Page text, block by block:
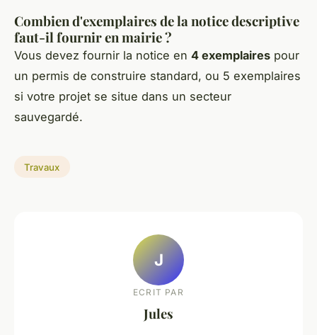
Combien d'exemplaires de la notice descriptive
faut-il fournir en mairie ?
Vous devez fournir la notice en 4 exemplaires pour
un permis de construire standard, ou 5 exemplaires
si votre projet se situe dans un secteur
sauvegardé.
Travaux
J
ECRIT PAR
Jules